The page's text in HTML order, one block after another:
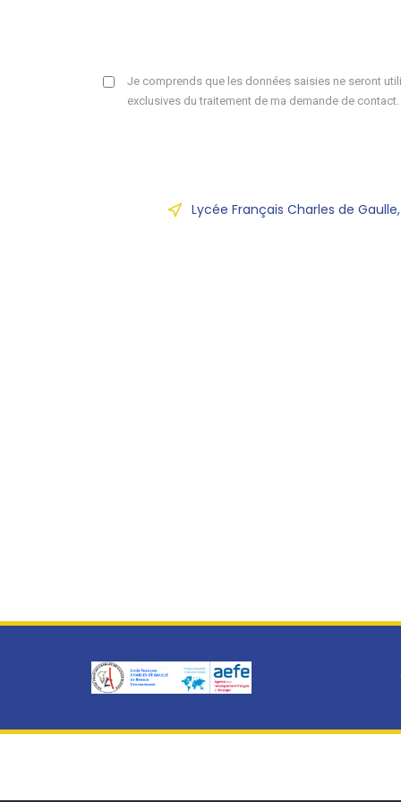
Je comprends que les données saisies ne seront
exclusives du traitement de ma demande de contact.
Lycée Français Charles de